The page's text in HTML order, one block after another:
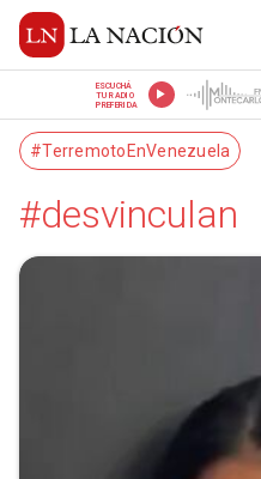
ESCUCHÁ
TU RADIO
PREFERIDA
#TerremotoEnVenezuela
#desvinculan